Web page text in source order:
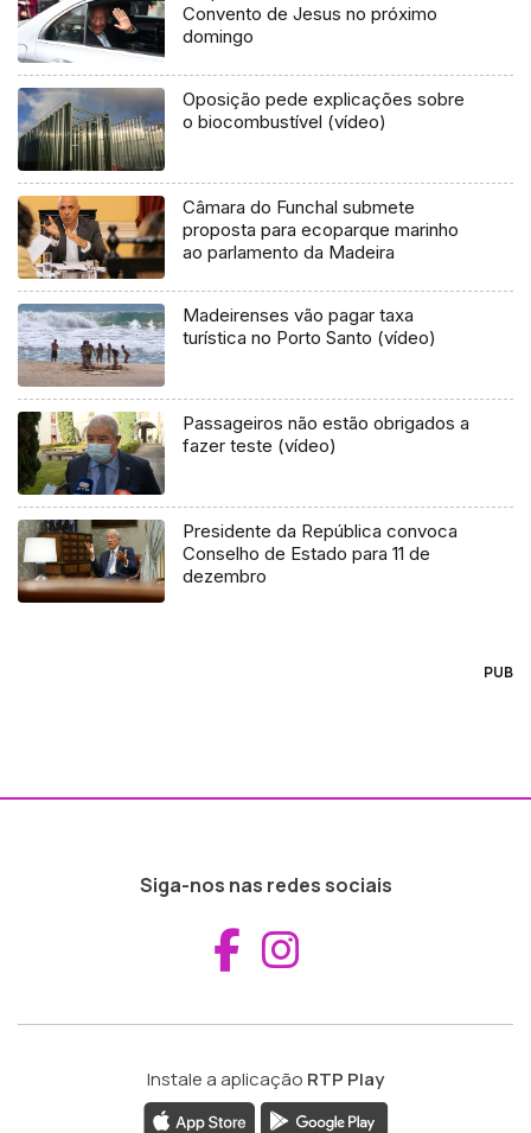
Convento de Jesus no próximo
domingo
Oposição pede explicações sobre
o biocombustível (vídeo)
Câmara do Funchal submete
proposta para ecoparque marinho
ao parlamento da Madeira
Madeirenses vão pagar taxa
turística no Porto Santo (vídeo)
Passageiros não estão obrigados a
fazer teste (vídeo)
Presidente da República convoca
Conselho de Estado para 11 de
dezembro
PUB
Siga-nos nas redes sociais
Aceder ao
Instale a aplicação RTP Play